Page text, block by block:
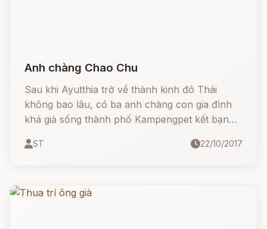
Anh chàng Chao Chu
Sau khi Ayutthia trở về thành kinh đô Thái
không bao lâu, có ba anh chàng con gia đình
khá giả sống thành phố Kampengpet kết bạn
thành ra mắt triều đình xin được phục vụ nhà
ba khỏe có tài chinh phục phụ nữ.
ST 22/10/2017